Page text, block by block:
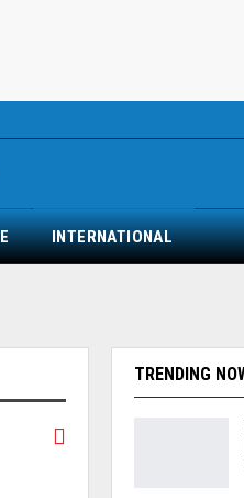
INTERNATIONAL
TRENDING